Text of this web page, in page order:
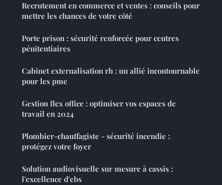
Recrutement en commerce et ventes : conseils pour
mettre les chances de votre côté
Porte prison : sécurité renforcée pour centres
pénitentiaires
Cabinet externalisation rh : un allié incontournable
pour les pme
Gestion flex office : optimiser vos espaces de
travail en 2024
Plombier-chauffagiste - sécurité incendie :
protégez votre foyer
Solution audiovisuelle sur mesure à cassis :
l'excellence d'ebs